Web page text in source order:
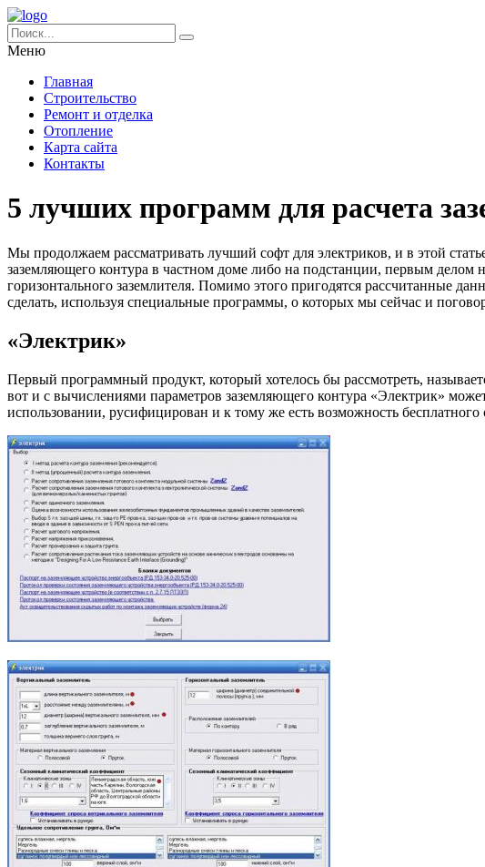
Меню
Главная
Строительство
Ремонт и отделка
Отопление
Карта сайта
Контакты
5 лучших программ для расчета
Мы продолжаем рассматривать лучший софт для электриков, и в этой
заземляющего контура в частном доме либо на подстанции, первым делом
горизонтального заземлителя. Помимо этого пригодятся рассчитанные
сделать, используя специальные программы, о которых мы сейчас и
«Электрик»
Первый программный продукт, который хотелось бы рассмотреть,
вот и с вычислениями параметров заземляющего контура «Электрик»
использовании, русифицирован и к тому же есть возможность